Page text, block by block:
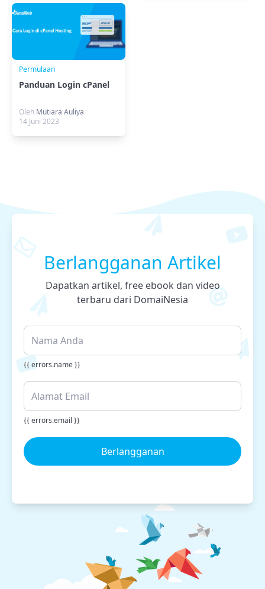
Permulaan
Panduan Login cPanel
Oleh Mutiara Auliya
14 Juni 2023
Berlangganan Artikel
Dapatkan artikel, free ebook dan video
terbaru dari DomaiNesia
{{ errors.name }}
{{ errors.email }}
Berlangganan